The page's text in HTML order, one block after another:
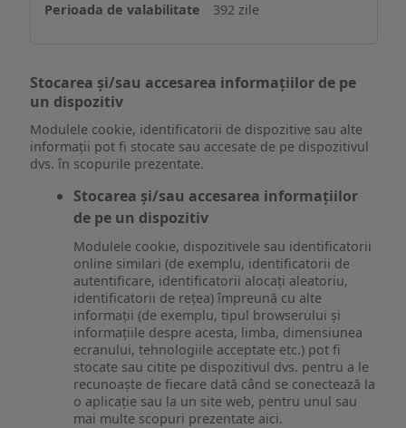
392 zile
Stocarea și/sau accesarea informațiilor de pe
un dispozitiv
Modulele cookie, identificatorii de dispozitive sau alte
informații pot fi stocate sau accesate de pe dispozitivul
dvs. în scopurile prezentate.
Stocarea și/sau accesarea informațiilor
de pe un dispozitiv
Modulele cookie, dispozitivele sau identificatorii
online similari (de exemplu, identificatorii de
autentificare, identificatorii alocați aleatoriu,
identificatorii de rețea) împreună cu alte
informații (de exemplu, tipul browserului și
informațiile despre acesta, limba, dimensiunea
ecranului, tehnologiile acceptate etc.) pot fi
stocate sau citite pe dispozitivul dvs. pentru a le
recunoaște de fiecare dată când se conectează la
o aplicație sau la un site web, pentru unul sau
mai multe scopuri prezentate aici.